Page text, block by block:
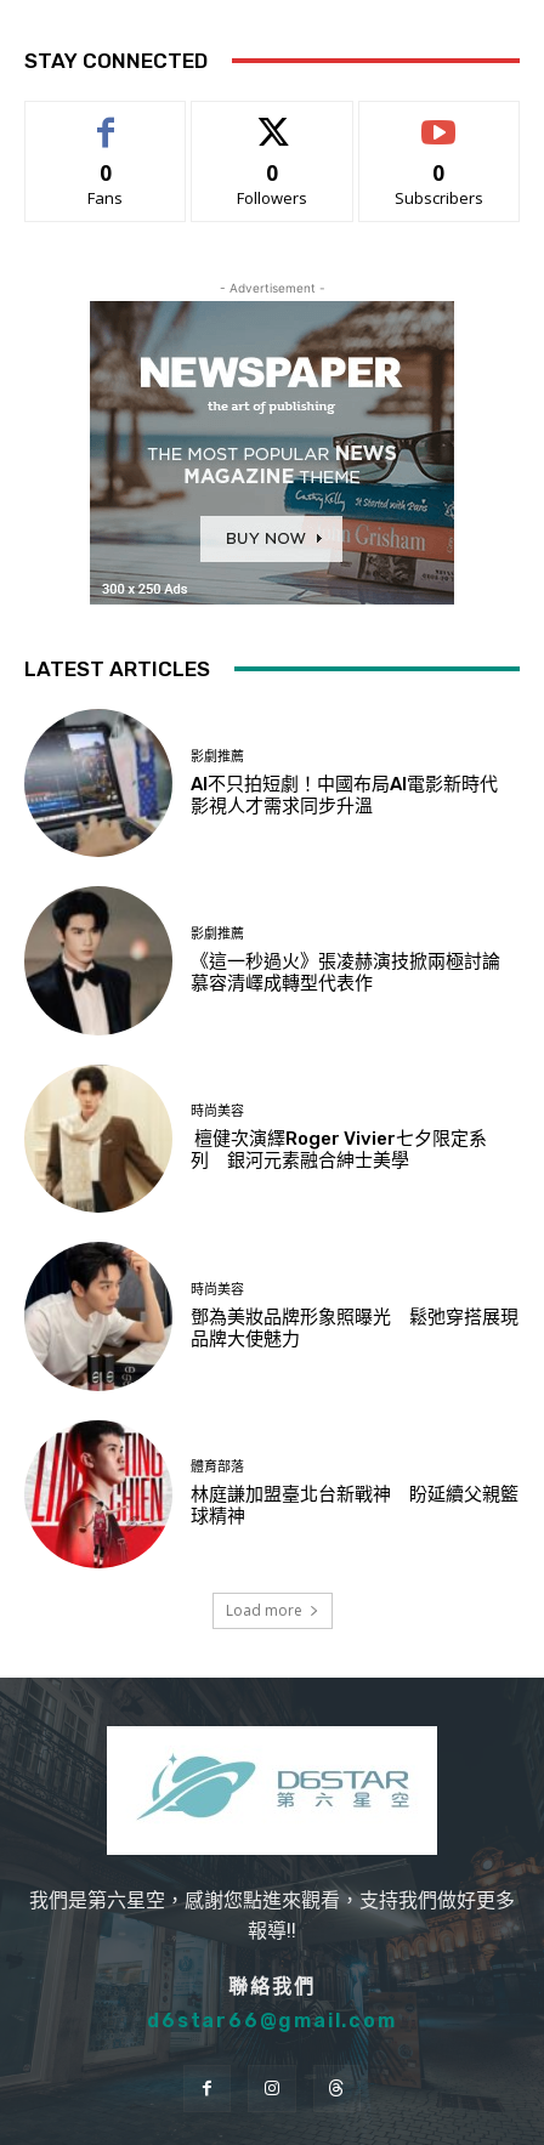
STAY CONNECTED
0
Fans
0
Followers
0
Subscribers
- Advertisement -
LATEST ARTICLES
影劇推薦
AI不只拍短劇！中國布局AI電影新時代
影視人才需求同步升溫
影劇推薦
《這一秒過火》張凌赫演技掀兩極討論
慕容清嶧成轉型代表作
時尚美容
檀健次演繹Roger Vivier七夕限定系
列 銀河元素融合紳士美學
時尚美容
鄧為美妝品牌形象照曝光 鬆弛穿搭展現
品牌大使魅力
體育部落
林庭謙加盟臺北台新戰神 盼延續父親籃
球精神
Load more
我們是第六星空，感謝您點進來觀看，支持我們做好更多
報導!!
聯絡我們
d6star66@gmail.com